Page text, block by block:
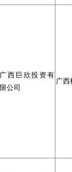
广西巨欣投资有
限公司
广